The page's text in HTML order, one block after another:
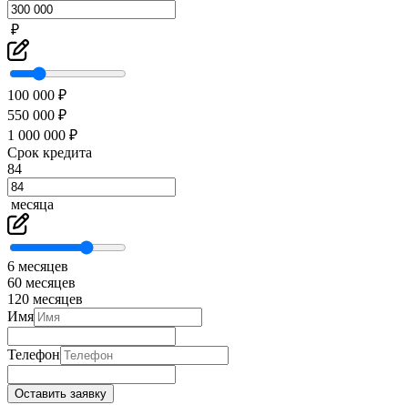
₽
100 000 ₽
550 000 ₽
1 000 000 ₽
Срок кредита
84
месяца
6 месяцев
60 месяцев
120 месяцев
Имя
Телефон
Оставить заявку